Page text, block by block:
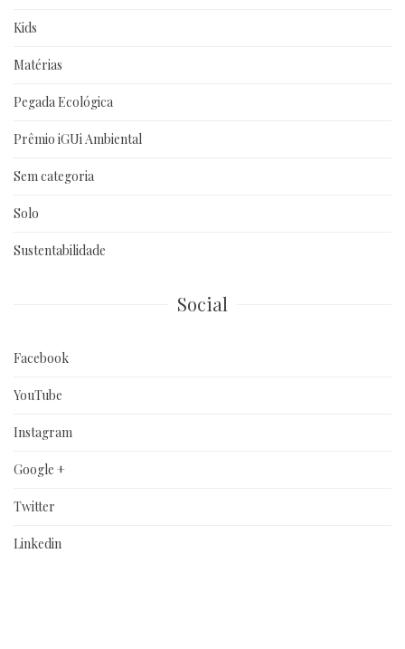
Kids
Matérias
Pegada Ecológica
Prêmio iGUi Ambiental
Sem categoria
Solo
Sustentabilidade
Social
Facebook
YouTube
Instagram
Google +
Twitter
Linkedin